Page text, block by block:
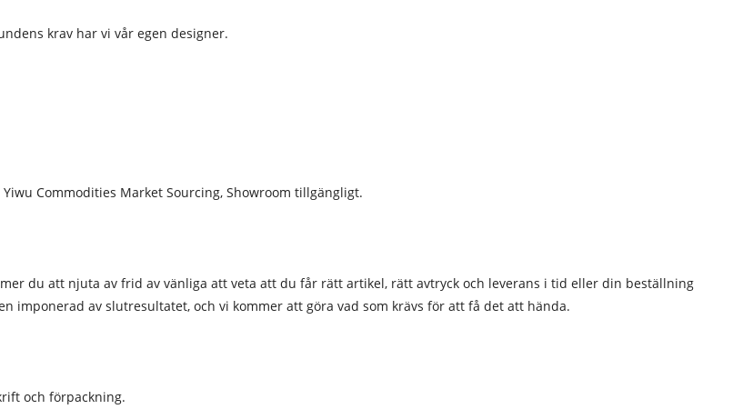
krav har vi vår egen designer.
Commodities Market Sourcing, Showroom tillgängligt.
du att njuta av frid av vänliga att veta att du får rätt artikel, rätt avtryck och leverans i tid eller din beställning
imponerad av slutresultatet, och vi kommer att göra vad som krävs för att få det att hända.
och förpackning.